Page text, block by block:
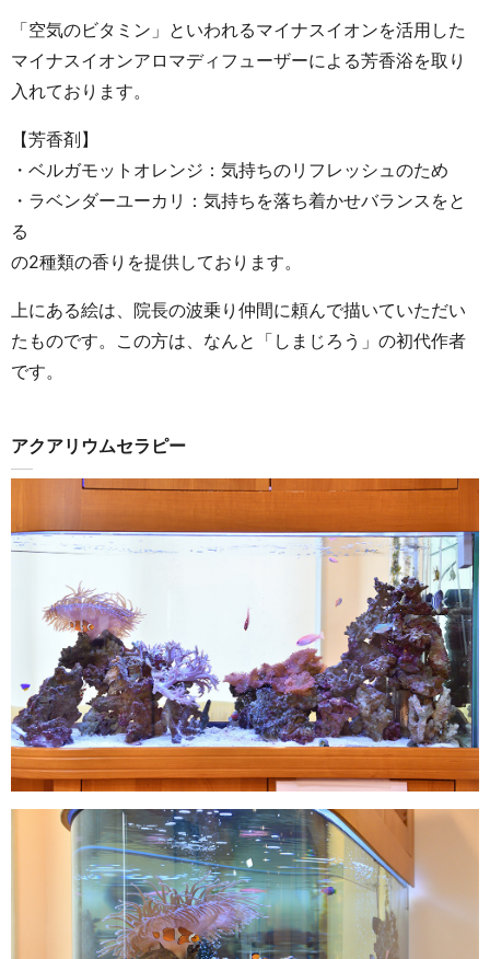
「空気のビタミン」といわれるマイナスイオンを活用した
マイナスイオンアロマディフューザーによる芳香浴を取り
入れております。
【芳香剤】
・ベルガモットオレンジ：気持ちのリフレッシュのため
・ラベンダーユーカリ：気持ちを落ち着かせバランスをと
る
の2種類の香りを提供しております。
上にある絵は、院長の波乗り仲間に頼んで描いていただい
たものです。この方は、なんと「しまじろう」の初代作者
です。
アクアリウムセラピー